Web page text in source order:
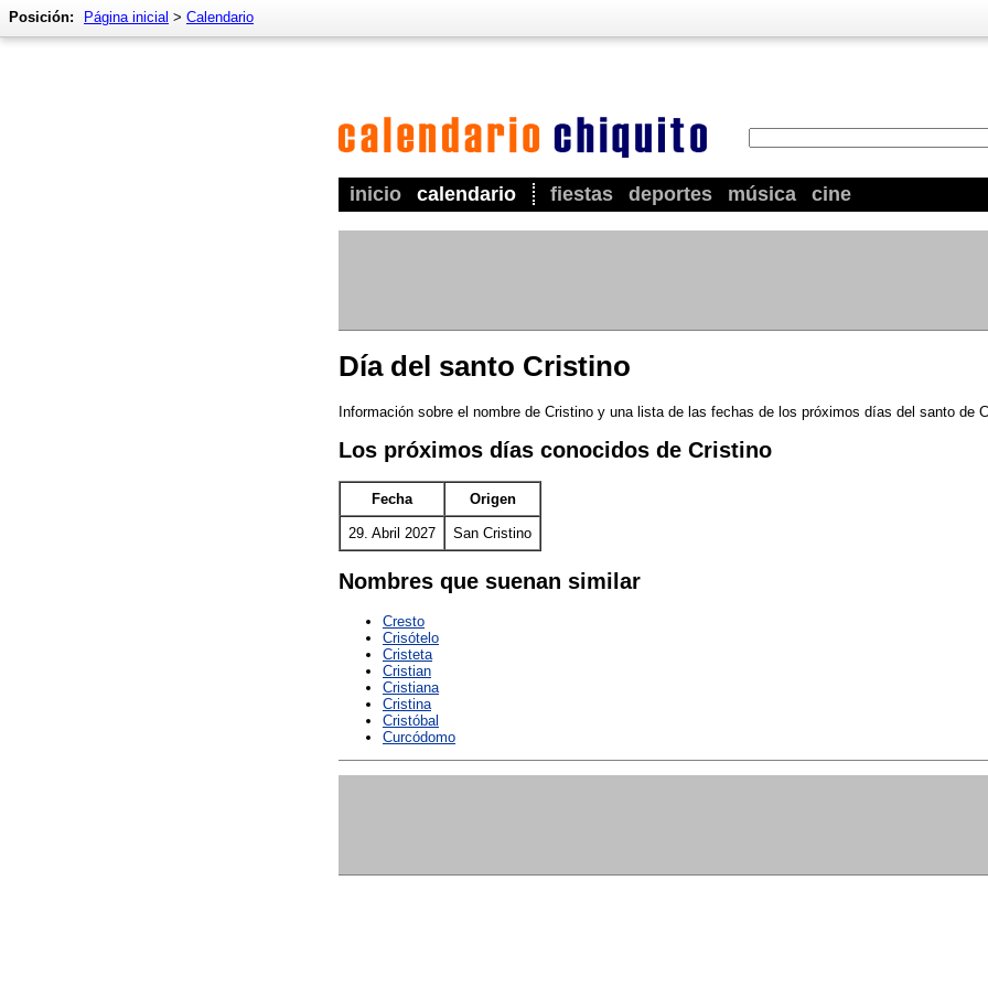
inicio calendario fiestas deportes música cine
Posición: Página inicial > Calendario
Día del santo Cristino
Información sobre el nombre de Cristino y una lista de las fechas de los próximos días del santo de
Los próximos días conocidos de Cristino
Fecha Origen
29. Abril 2027 San Cristino
Nombres que suenan similar
Cresto
Crisótelo
Cristeta
Cristian
Cristiana
Cristina
Cristóbal
Curcódomo